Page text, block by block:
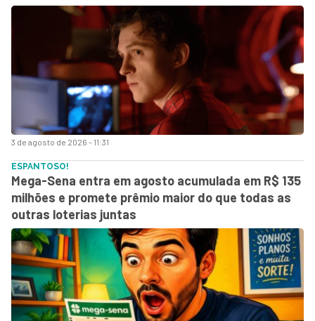
3 de agosto de 2026 - 11:31
ESPANTOSO!
Mega-Sena entra em agosto acumulada em R$ 135
milhões e promete prêmio maior do que todas as
outras loterias juntas